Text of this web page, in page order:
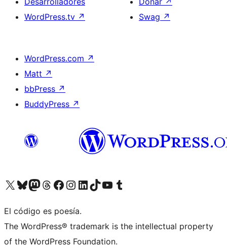
WordPress.tv ↗
Swag ↗
WordPress.com ↗
Matt ↗
bbPress ↗
BuddyPress ↗
Visita nuestra cuenta de X (anteriormente Twitter)
Visita nuestra cuenta de Bluesky
Visita nuestra cuenta de Mastodon
Visita nuestra cuenta de Threads
Visita nuestra página de Facebook
Visita nuestra cuenta de Instagram
Visita nuestra cuenta de LinkedIn
Visita nuestra cuenta de TikTok
Visita nuestro canal de YouTube
Visita nuestra cuenta de Tumblr
El código es poesía.
The WordPress® trademark is the intellectual property
of the WordPress Foundation.